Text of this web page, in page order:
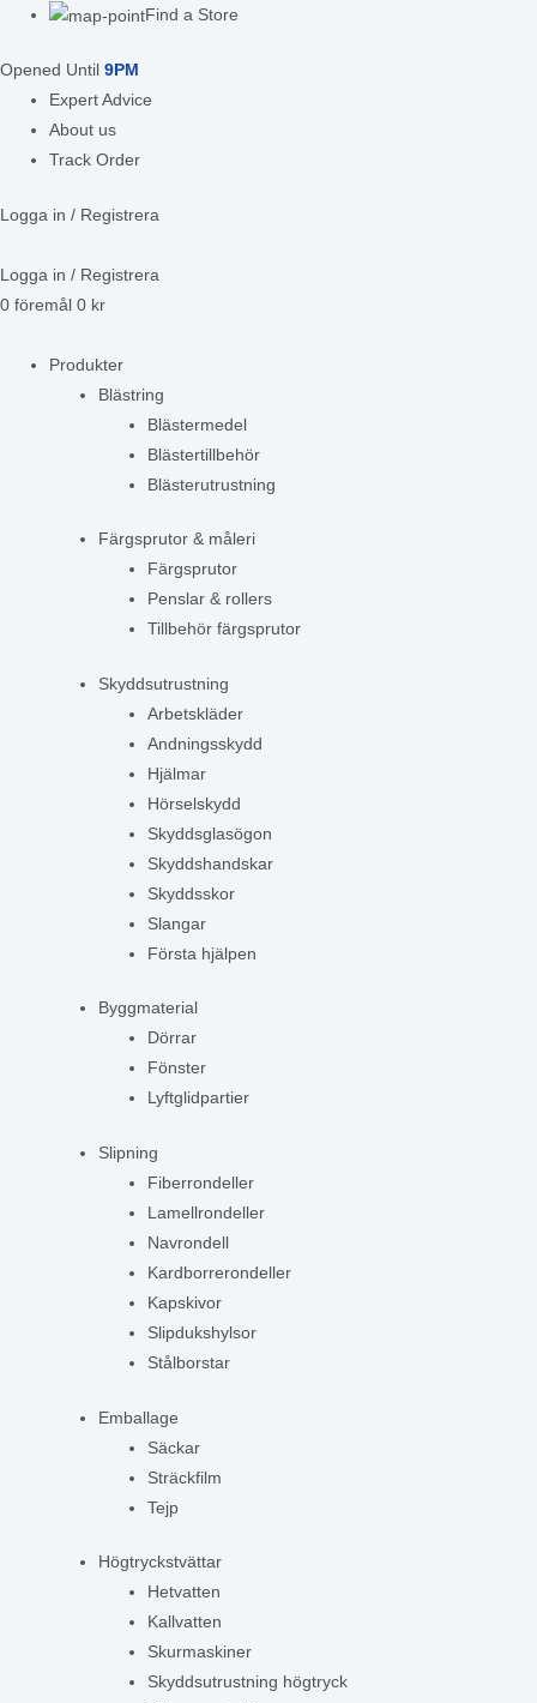
Find a Store
Opened Until 9PM
Expert Advice
About us
Track Order
Logga in / Registrera
Logga in / Registrera
0 föremål 0 kr
Produkter
Blästring
Blästermedel
Blästertillbehör
Blästerutrustning
Färgsprutor & måleri
Färgsprutor
Penslar & rollers
Tillbehör färgsprutor
Skyddsutrustning
Arbetskläder
Andningsskydd
Hjälmar
Hörselskydd
Skyddsglasögon
Skyddshandskar
Skyddsskor
Slangar
Första hjälpen
Byggmaterial
Dörrar
Fönster
Lyftglidpartier
Slipning
Fiberrondeller
Lamellrondeller
Navrondell
Kardborrerondeller
Kapskivor
Slipdukshylsor
Stålborstar
Emballage
Säckar
Sträckfilm
Tejp
Högtryckstvättar
Hetvatten
Kallvatten
Skurmaskiner
Skyddsutrustning högtryck